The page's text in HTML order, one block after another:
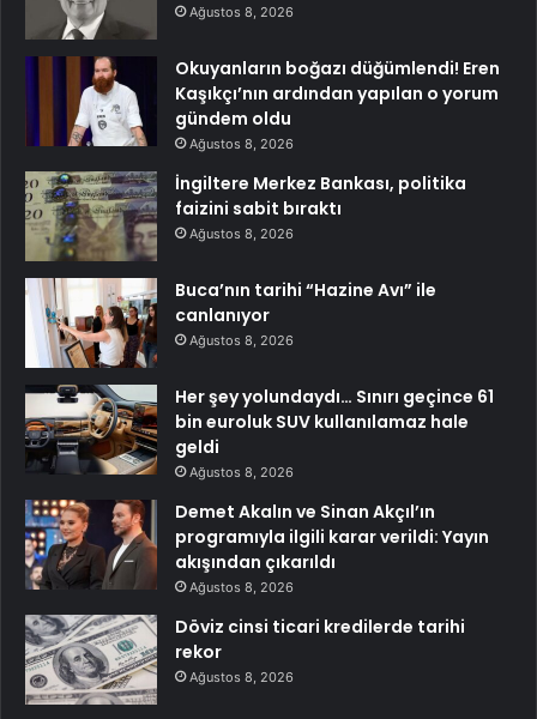
Ağustos 8, 2026
Okuyanların boğazı düğümlendi! Eren
Kaşıkçı’nın ardından yapılan o yorum
gündem oldu
Ağustos 8, 2026
İngiltere Merkez Bankası, politika
faizini sabit bıraktı
Ağustos 8, 2026
Buca’nın tarihi “Hazine Avı” ile
canlanıyor
Ağustos 8, 2026
Her şey yolundaydı… Sınırı geçince 61
bin euroluk SUV kullanılamaz hale
geldi
Ağustos 8, 2026
Demet Akalın ve Sinan Akçıl’ın
programıyla ilgili karar verildi: Yayın
akışından çıkarıldı
Ağustos 8, 2026
Döviz cinsi ticari kredilerde tarihi
rekor
Ağustos 8, 2026